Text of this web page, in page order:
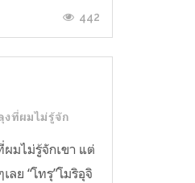
เหมือนกันว่ะ”442
งที่ผมไม่รู้จัก
มไม่รู้จักเขา แต่
ลย “โทรุ”โมริอุจิ